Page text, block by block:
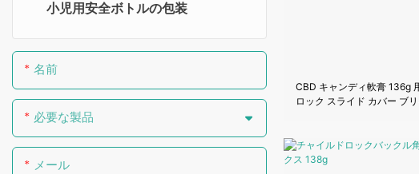
小児用安全ボトルの包装
名前
必要な製品
メール
CBD キャンディ軟膏 136g
ロック スライド カバー ブ